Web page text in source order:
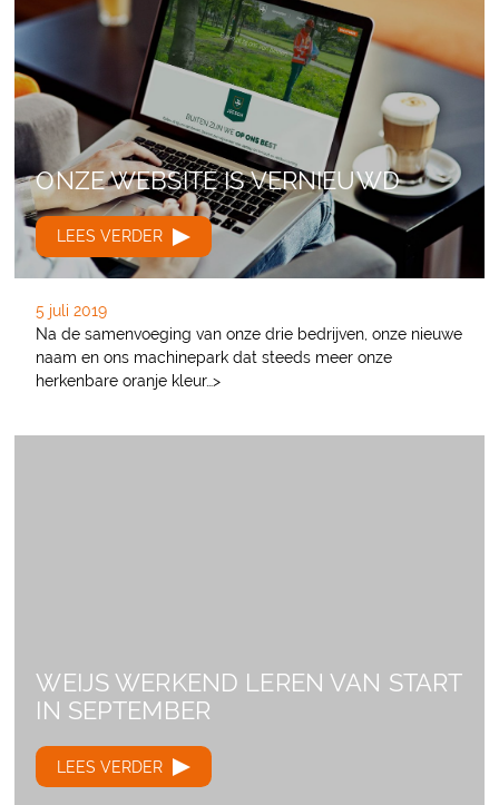
ONZE WEBSITE IS VERNIEUWD
LEES VERDER
5 juli 2019
Na de samenvoeging van onze drie bedrijven, onze nieuwe
naam en ons machinepark dat steeds meer onze
herkenbare oranje kleur…>
WEIJS WERKEND LEREN VAN START
IN SEPTEMBER
LEES VERDER